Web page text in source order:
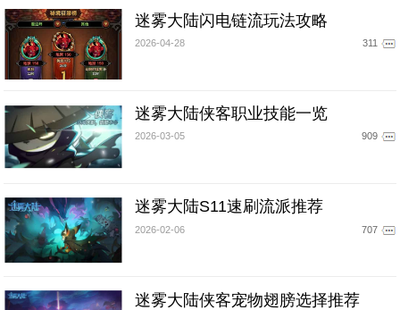
迷雾大陆闪电链流玩法攻略
2026-04-28 311
迷雾大陆侠客职业技能一览
2026-03-05 909
迷雾大陆S11速刷流派推荐
2026-02-06 707
迷雾大陆侠客宠物翅膀选择推荐